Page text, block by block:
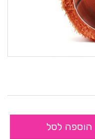
הוספה לסל